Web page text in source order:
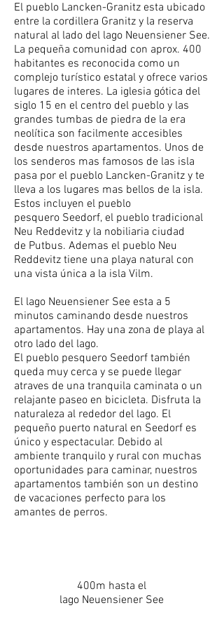
El pueblo Lancken-Granitz esta ubicado
entre la cordillera Granitz y la reserva
natural al lado del lago Neuensiener See.
La pequeña comunidad con aprox. 400
habitantes es reconocida como un
complejo turístico estatal y ofrece varios
lugares de interes. La iglesia gótica del
siglo 15 en el centro del pueblo y las
grandes tumbas de piedra de la era
neolítica son facilmente accesibles
desde nuestros apartamentos. Unos de
los senderos mas famosos de las isla
pasa por el pueblo Lancken-Granitz y te
lleva a los lugares mas bellos de la isla.
Estos incluyen el pueblo
pesquero Seedorf, el pueblo tradicional
Neu Reddevitz y la nobiliaria ciudad
de Putbus. Ademas el pueblo Neu
Reddevitz tiene una playa natural con
una vista única a la isla Vilm.
El lago Neuensiener See esta a 5
minutos caminando desde nuestros
apartamentos. Hay una zona de playa al
otro lado del lago.
El pueblo pesquero Seedorf también
queda muy cerca y se puede llegar
atraves de una tranquila caminata o un
relajante paseo en bicicleta. Disfruta la
naturaleza al rededor del lago. El
pequeño puerto natural en Seedorf es
único y espectacular. Debido al
ambiente tranquilo y rural con muchas
oportunidades para caminar, nuestros
apartamentos también son un destino
de vacaciones perfecto para los
amantes de perros.
400m hasta el
lago Neuensiener See